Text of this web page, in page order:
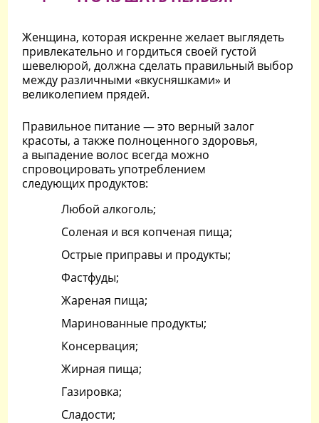
Женщина, которая искренне желает выглядеть
привлекательно и гордиться своей густой
шевелюрой, должна сделать правильный выбор
между различными «вкусняшками» и
великолепием прядей.
Правильное питание — это верный залог
красоты, а также полноценного здоровья,
а выпадение волос всегда можно
спровоцировать употреблением
следующих продуктов:
Любой алкоголь;
Соленая и вся копченая пища;
Острые приправы и продукты;
Фастфуды;
Жареная пища;
Маринованные продукты;
Консервация;
Жирная пища;
Газировка;
Сладости;